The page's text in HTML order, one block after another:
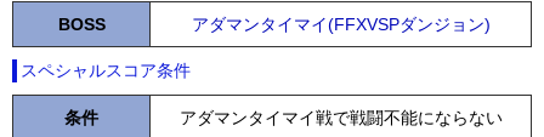
BOSS アダマンタイマイ(FFXVSPダンジョン)
スペシャルスコア条件
条件 アダマンタイマイ戦で戦闘不能にならない